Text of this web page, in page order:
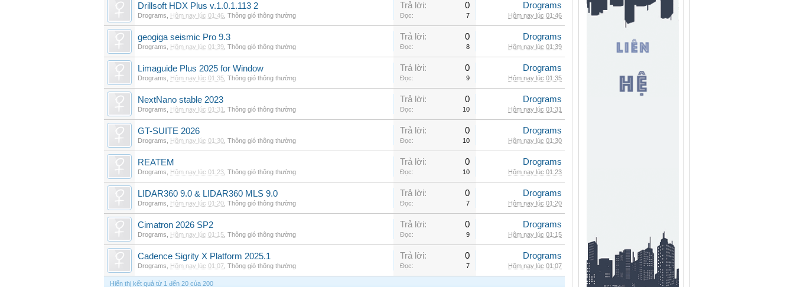
Drillsoft HDX Plus v.1.0.1.113 2
Drograms Hôm nay lúc 01:46 Thông gió thông thường
Trả lời: 0
Đọc: 7
Drograms
Hôm nay lúc 01:46
geogiga seismic Pro 9.3
Drograms Hôm nay lúc 01:39 Thông gió thông thường
Trả lời: 0
Đọc: 8
Drograms
Hôm nay lúc 01:39
Limaguide Plus 2025 for Window
Drograms Hôm nay lúc 01:35 Thông gió thông thường
Trả lời: 0
Đọc: 9
Drograms
Hôm nay lúc 01:35
NextNano stable 2023
Drograms Hôm nay lúc 01:31 Thông gió thông thường
Trả lời: 0
Đọc: 10
Drograms
Hôm nay lúc 01:31
GT-SUITE 2026
Drograms Hôm nay lúc 01:30 Thông gió thông thường
Trả lời: 0
Đọc: 10
Drograms
Hôm nay lúc 01:30
REATEM
Drograms Hôm nay lúc 01:23 Thông gió thông thường
Trả lời: 0
Đọc: 10
Drograms
Hôm nay lúc 01:23
LIDAR360 9.0 & LIDAR360 MLS 9.0
Drograms Hôm nay lúc 01:20 Thông gió thông thường
Trả lời: 0
Đọc: 7
Drograms
Hôm nay lúc 01:20
Cimatron 2026 SP2
Drograms Hôm nay lúc 01:15 Thông gió thông thường
Trả lời: 0
Đọc: 9
Drograms
Hôm nay lúc 01:15
Cadence Sigrity X Platform 2025.1
Drograms Hôm nay lúc 01:07 Thông gió thông thường
Trả lời: 0
Đọc: 7
Drograms
Hôm nay lúc 01:07
Hiển thị kết quả từ 1 đến 20 của 200